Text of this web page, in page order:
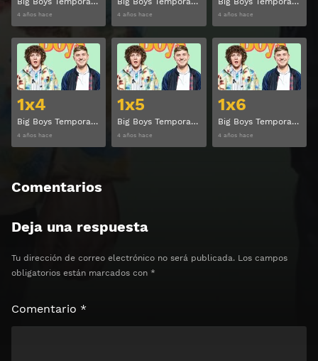
4 años hace 4 años hace 4 años hace
1x4
Big Boys Temporada 1 Capitulo 4
4 años hace
Ver
1x5
Big Boys Temporada 1 Capitulo 5
4 años hace
Ver
1x6
Big Boys Temporada 1 Capitulo 6
4 años hace
Comentarios
Deja una respuesta
Tu dirección de correo electrónico no será publicada. Los campos
obligatorios están marcados con *
Comentario *